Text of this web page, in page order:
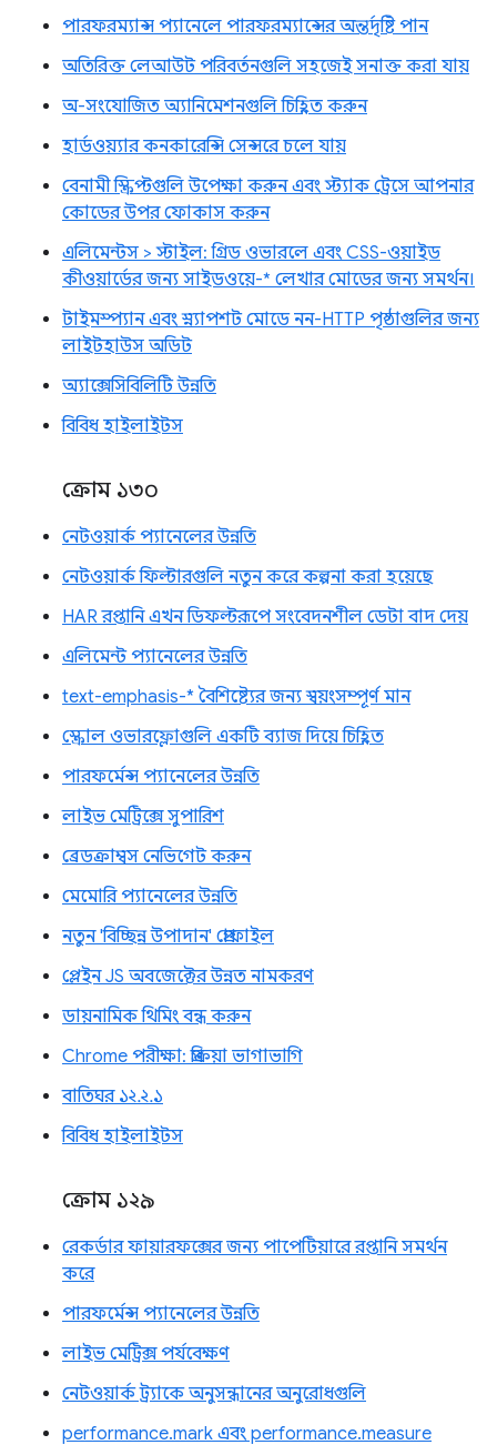
পারফরম্যান্স প্যানেলে পারফরম্যান্সের অন্তর্দৃষ্টি পান
অতিরিক্ত লেআউট পরিবর্তনগুলি সহজেই সনাক্ত করা যায়
অ-সংযোজিত অ্যানিমেশনগুলি চিহ্নিত করুন
হার্ডওয়্যার কনকারেন্সি সেন্সরে চলে যায়
বেনামী স্ক্রিপ্টগুলি উপেক্ষা করুন এবং স্ট্যাক ট্রেসে আপনার
কোডের উপর ফোকাস করুন
এলিমেন্টস > স্টাইল: গ্রিড ওভারলে এবং CSS-ওয়াইড
কীওয়ার্ডের জন্য সাইডওয়ে-* লেখার মোডের জন্য সমর্থন।
টাইমস্প্যান এবং স্ন্যাপশট মোডে নন-HTTP পৃষ্ঠাগুলির জন্য
লাইটহাউস অডিট
অ্যাক্সেসিবিলিটি উন্নতি
বিবিধ হাইলাইটস
ক্রোম ১৩০
নেটওয়ার্ক প্যানেলের উন্নতি
নেটওয়ার্ক ফিল্টারগুলি নতুন করে কল্পনা করা হয়েছে
HAR রপ্তানি এখন ডিফল্টরূপে সংবেদনশীল ডেটা বাদ দেয়
এলিমেন্ট প্যানেলের উন্নতি
text-emphasis-* বৈশিষ্ট্যের জন্য স্বয়ংসম্পূর্ণ মান
স্ক্রোল ওভারফ্লোগুলি একটি ব্যাজ দিয়ে চিহ্নিত
পারফর্মেন্স প্যানেলের উন্নতি
লাইভ মেট্রিক্সে সুপারিশ
ব্রেডক্রাম্বস নেভিগেট করুন
মেমোরি প্যানেলের উন্নতি
নতুন 'বিচ্ছিন্ন উপাদান' প্রোফাইল
প্লেইন JS অবজেক্টের উন্নত নামকরণ
ডায়নামিক থিমিং বন্ধ করুন
Chrome পরীক্ষা: প্রক্রিয়া ভাগাভাগি
বাতিঘর ১২.২.১
বিবিধ হাইলাইটস
ক্রোম ১২৯
রেকর্ডার ফায়ারফক্সের জন্য পাপেটিয়ারে রপ্তানি সমর্থন
করে
পারফর্মেন্স প্যানেলের উন্নতি
লাইভ মেট্রিক্স পর্যবেক্ষণ
নেটওয়ার্ক ট্র্যাকে অনুসন্ধানের অনুরোধগুলি
performance.mark এবং performance.measure